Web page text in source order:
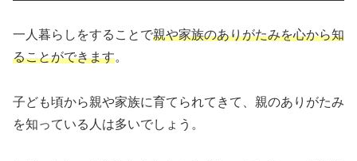
一人暮らしをすることで親や家族のありがたみを心から知
ることができます。
子ども頃から親や家族に育てられてきて、親のありがたみ
を知っている人は多いでしょう。